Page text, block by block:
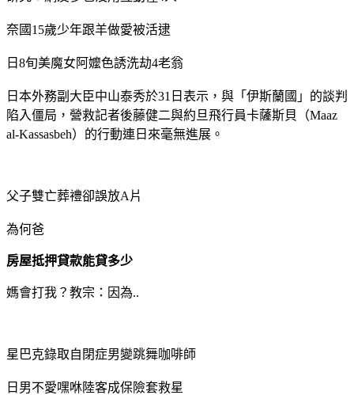
奈國15歲少年跟羊做愛被活逮
日8旬美魔女阿嬤色誘洗劫4老翁
日本外務副大臣中山泰秀於31日表示，與「伊斯蘭國」的談判
陷入僵局，營救記者後藤健二與約旦飛行員卡薩斯貝（Maaz
al-Kassasbeh）的行動連日來毫無進展。
父子雙亡葬禮卻誤放A片
為何爸
房屋抵押貸款能貸多少
媽會打我？教宗：因為..
星巴克錄取自閉症男變跳舞咖啡師
日男不愛嘿咻陸客成保險套救星